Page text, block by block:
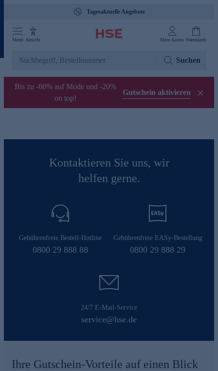
Tagesaktuelle Angebote
Menü Ansicht Mein Konto Warenkorb
Suchen
Bis zu -60% auf Mode und -20%
on top!
Gutschein aktivieren
Kontaktieren Sie uns, wir
helfen gerne.
Gebührenfreie Bestell-Hotline
0800 29 888 88
Gebührenfreie EASy-Bestellung
0800 29 888 29
24/7 E-Mail-Service
service@hse.de
Ihre Gutschein-Vorteile auf einen Blick